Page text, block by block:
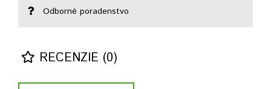
Odborné poradenstvo
RECENZIE (0)